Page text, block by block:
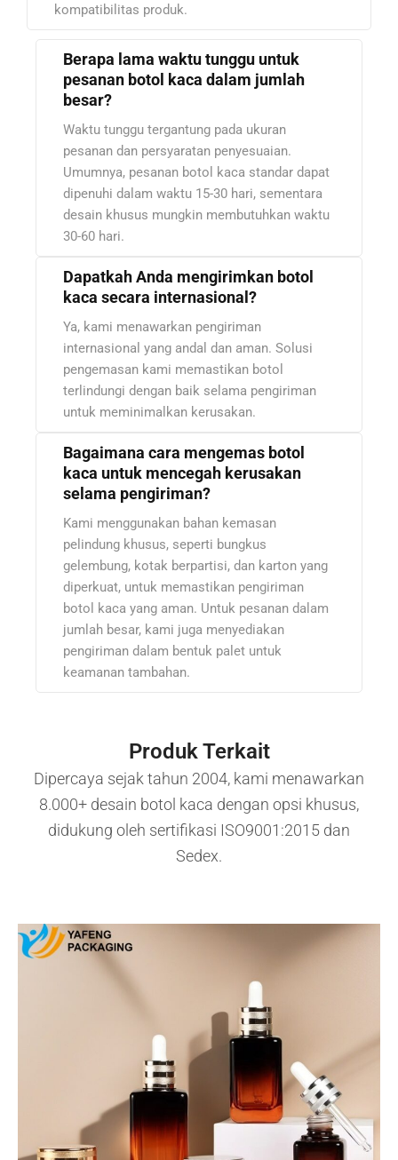
kompatibilitas produk.
Berapa lama waktu tunggu untuk
pesanan botol kaca dalam jumlah
besar?
Waktu tunggu tergantung pada ukuran
pesanan dan persyaratan penyesuaian.
Umumnya, pesanan botol kaca standar dapat
dipenuhi dalam waktu 15-30 hari, sementara
desain khusus mungkin membutuhkan waktu
30-60 hari.
Dapatkah Anda mengirimkan botol
kaca secara internasional?
Ya, kami menawarkan pengiriman
internasional yang andal dan aman. Solusi
pengemasan kami memastikan botol
terlindungi dengan baik selama pengiriman
untuk meminimalkan kerusakan.
Bagaimana cara mengemas botol
kaca untuk mencegah kerusakan
selama pengiriman?
Kami menggunakan bahan kemasan
pelindung khusus, seperti bungkus
gelembung, kotak berpartisi, dan karton yang
diperkuat, untuk memastikan pengiriman
botol kaca yang aman. Untuk pesanan dalam
jumlah besar, kami juga menyediakan
pengiriman dalam bentuk palet untuk
keamanan tambahan.
Produk Terkait
Dipercaya sejak tahun 2004, kami menawarkan
8.000+ desain botol kaca dengan opsi khusus,
didukung oleh sertifikasi ISO9001:2015 dan
Sedex.